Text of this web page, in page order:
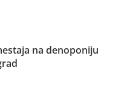
na denoponiju